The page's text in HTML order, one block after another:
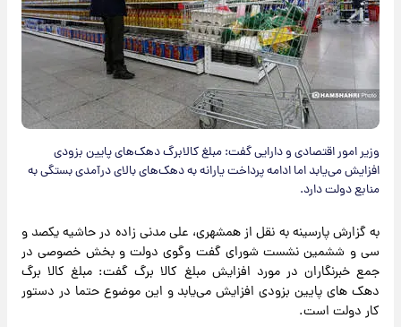
وزیر امور اقتصادی و دارایی گفت: مبلغ کالابرگ دهک‌های پایین بزودی
افزایش می‌یابد اما ادامه پرداخت یارانه به دهک‌های بالای درآمدی بستگی به
منابع دولت دارد.
به گزارش پارسینه به نقل از همشهری، علی مدنی زاده در حاشیه یکصد و
سی و ششمین نشست شورای گفت وگوی دولت و بخش خصوصی در
جمع خبرنگاران در مورد افزایش مبلغ کالا برگ گفت: مبلغ کالا برگ
دهک های پایین بزودی افزایش می‌یابد و این موضوع حتما در دستور
کار دولت است.